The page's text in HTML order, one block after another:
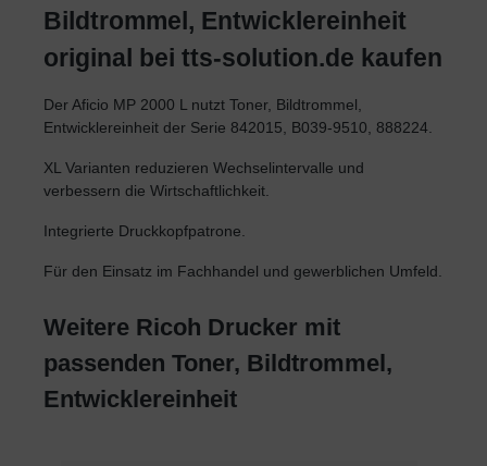
Bildtrommel, Entwicklereinheit
original bei tts-solution.de kaufen
Der Aficio MP 2000 L nutzt Toner, Bildtrommel,
Entwicklereinheit der Serie 842015, B039-9510, 888224.
XL Varianten reduzieren Wechselintervalle und
verbessern die Wirtschaftlichkeit.
Integrierte Druckkopfpatrone.
Für den Einsatz im Fachhandel und gewerblichen Umfeld.
Weitere Ricoh Drucker mit
passenden Toner, Bildtrommel,
Entwicklereinheit